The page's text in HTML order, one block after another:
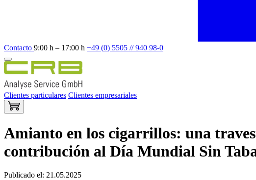
Contacto 9:00 h – 17:00 h +49 (0) 5505 // 940 98-0
Clientes particulares Clientes empresariales
Amianto en los cigarrillos: una
contribución al Día Mundial Sin
Publicado el: 21.05.2025